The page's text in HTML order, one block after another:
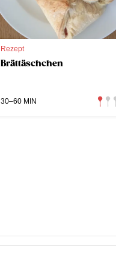
Rezept
Brättäschchen
30–60 MIN